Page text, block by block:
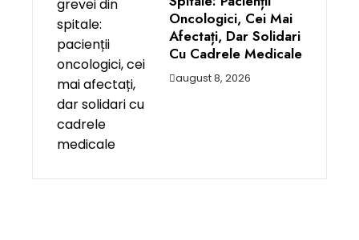
Oncologici, Cei Mai
Afectați, Dar Solidari
Cu Cadrele Medicale
august 8, 2026